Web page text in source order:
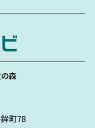
森
町78